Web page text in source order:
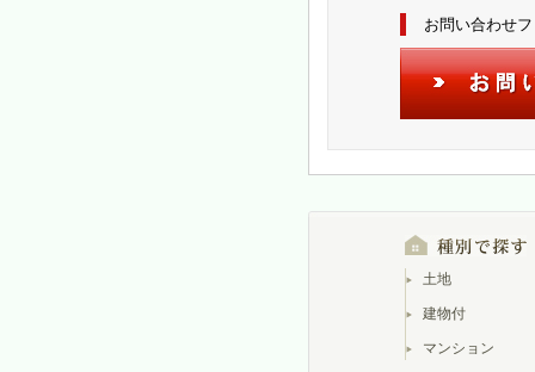
お問い合わせ
土地
建物付
マンション